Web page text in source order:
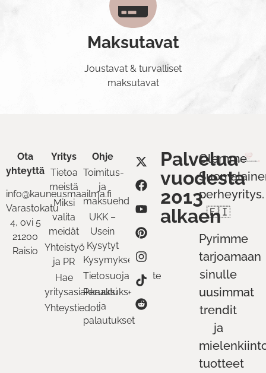
Maksutavat
Joustavat & turvalliset
maksutavat
Ota
yhteyttä
info@kauneusmaailma.fi
Varastokatu
4, ovi 5
21200
Raisio
Yritys
Tietoa
meistä
Miksi
valita
meidät
Yhteistyö
ja PR
Hae
yritysasiakkaaksi
Yhteystiedot
Ohje
Toimitus-
ja
maksuehdot
UKK –
Usein
Kysytyt
Kysymykset
Tietosuojaseloste
Peruutukset
ja
palautukset
Palvelua
vuodesta
2013
alkaen
Olemme
perheyritys.
🇫🇮
Pyrimme
tarjoamaan
sinulle
uusimmat
trendit
ja
tuotteet